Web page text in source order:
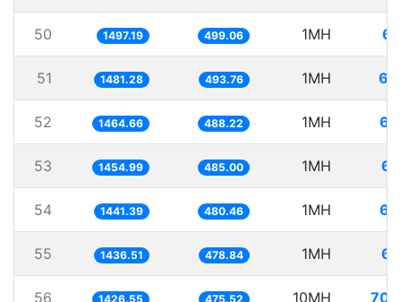
50 1497.19 499.06 1MH
51 1481.28 493.76 1MH
52 1464.66 488.22 1MH
53 1454.99 485.00 1MH
54 1441.39 480.46 1MH
55 1436.51 478.84 1MH
56 1426.55 475.52 10MH